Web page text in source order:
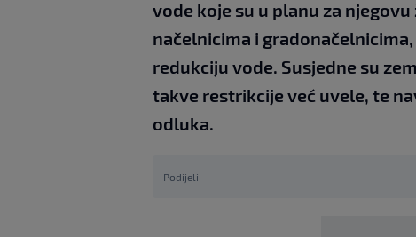
vode koje su u planu za
načelnicima i
redukciju vode. Susjedne su
takve restrikcije već uvele, te
odluka.
Podijeli